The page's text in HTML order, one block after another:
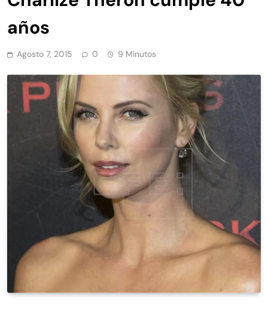
años
Agosto 7, 2015 0 9 Minutos